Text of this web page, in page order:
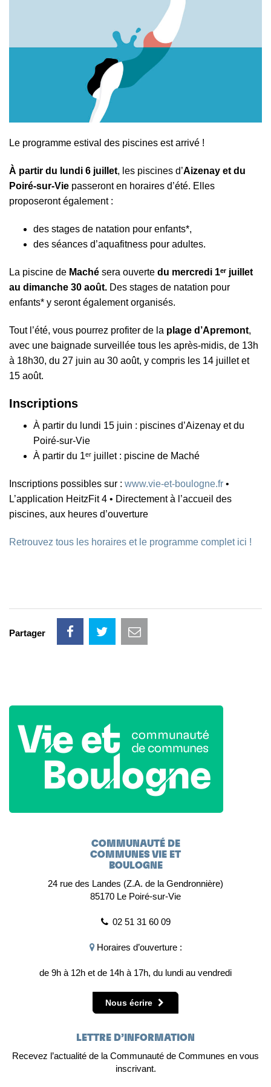
Le programme estival des piscines est arrivé !
À partir du lundi 6 juillet, les piscines d’Aizenay et du
Poiré-sur-Vie passeront en horaires d’été. Elles
proposeront également :
des stages de natation pour enfants*,
des séances d’aquafitness pour adultes.
La piscine de Maché sera ouverte du mercredi 1ᵉʳ juillet
au dimanche 30 août. Des stages de natation pour
enfants* y seront également organisés.
Tout l’été, vous pourrez profiter de la plage d’Apremont,
avec une baignade surveillée tous les après-midis, de 13h
à 18h30, du 27 juin au 30 août, y compris les 14 juillet et
15 août.
Inscriptions
À partir du lundi 15 juin : piscines d’Aizenay et du
Poiré-sur-Vie
À partir du 1ᵉʳ juillet : piscine de Maché
Inscriptions possibles sur : www.vie-et-boulogne.fr •
L’application HeitzFit 4 • Directement à l’accueil des
piscines, aux heures d’ouverture
Retrouvez tous les horaires et le programme complet ici !
Partager
COMMUNAUTÉ DE
COMMUNES VIE ET
BOULOGNE
24 rue des Landes (Z.A. de la Gendronnière)
85170 Le Poiré-sur-Vie
02 51 31 60 09
Horaires d’ouverture :
de 9h à 12h et de 14h à 17h, du lundi au vendredi
Nous écrire
LETTRE D’INFORMATION
Recevez l’actualité de la Communauté de Communes en vous
inscrivant.